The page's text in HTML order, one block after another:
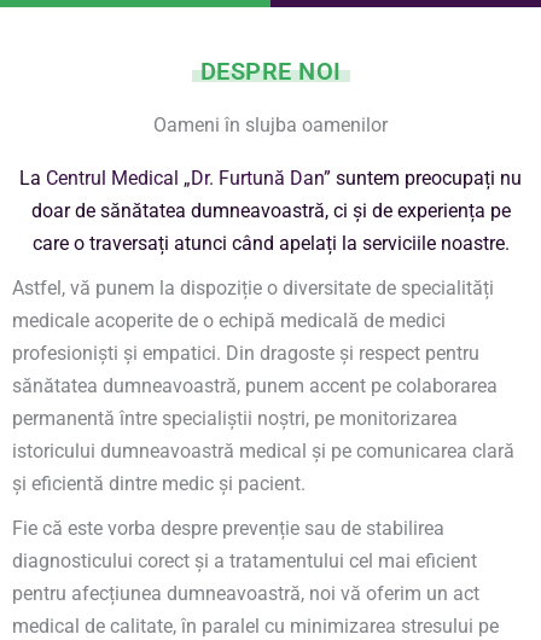
DESPRE NOI
Oameni în slujba oamenilor
La Centrul Medical „Dr. Furtună Dan” suntem preocupați nu
doar de sănătatea dumneavoastră, ci și de experiența pe
care o traversați atunci când apelați la serviciile noastre.
Astfel, vă punem la dispoziție o diversitate de specialități
medicale acoperite de o echipă medicală de medici
profesioniști și empatici. Din dragoste și respect pentru
sănătatea dumneavoastră, punem accent pe colaborarea
permanentă între specialiștii noștri, pe monitorizarea
istoricului dumneavoastră medical și pe comunicarea clară
și eficientă dintre medic și pacient.
Fie că este vorba despre prevenție sau de stabilirea
diagnosticului corect și a tratamentului cel mai eficient
pentru afecțiunea dumneavoastră, noi vă oferim un act
medical de calitate, în paralel cu minimizarea stresului pe